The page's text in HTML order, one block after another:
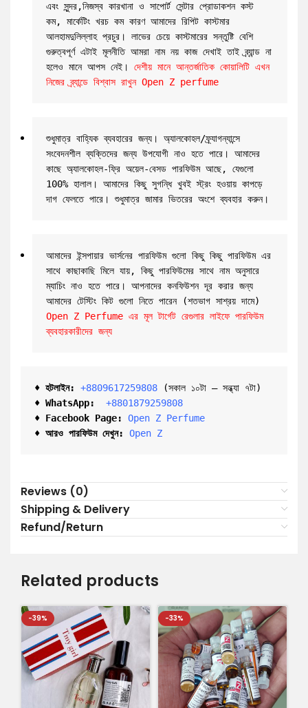
এবং সুন্দর,নিজস্ব কারখানা ও সাপোর্ট সেন্টার প্রোডাকশন কস্ট
কম, মার্কেটিং খরচ কম কারণ আমাদের রিপিট কাস্টমার
আলহামদুলিল্লাহ প্রচুর। লাভের চেয়ে কাস্টমারের সন্তুষ্টি বেশি
গুরুত্বপূর্ণ এটাই মূলনীতি আমরা নাম নয় কাজ দেখাই তাই ব্র্যান্ড না
হলেও মানে আপস নেই। দেশীয় মানে আন্তর্জাতিক কোয়ালিটি এখন
নিজের ব্র্যান্ডে বিশ্বাস রাখুন Open Z perfume
শুধুমাত্র বাহ্যিক ব্যবহারের জন্য। অ্যালকোহল/ফ্র্যাগন্যান্সে
সংবেদনশীল ব্যক্তিদের জন্য উপযোগী নাও হতে পারে। আমাদের
কাছে অ্যালকোহল-ফ্রি অয়েল-বেসড পারফিউম আছে, যেগুলো
100% হালাল। আমাদের কিছু সুগন্ধি খুবই স্ট্রং হওয়ায় কাপড়ে
দাগ ফেলতে পারে। শুধুমাত্র জামার ভিতরের অংশে ব্যবহার করুন।
আমাদের ইন্সপায়ার ভার্সনের পারফিউম গুলো কিছু কিছু পারফিউম এর
সাথে কাছাকাছি মিলে যায়, কিছু পারফিউমের সাথে নাম অনুসারে
ম্যাচিং নাও হতে পারে। আপনাদের কনফিউশন দূর করার জন্য
Open Z Perfume এর মূল টার্গেট রেগুলার লাইফে পারফিউম
ব্যবহারকারীদের জন্য
♦ হটলাইন: +8809617259808
(সকাল ১০টা – সন্ধ্যা ৭টা)
♦ WhatsApp:
+8801879259808
♦ Facebook Page:
Open Z Perfume
♦ আরও পারফিউম দেখুন:
Open Z
Reviews (0)
Shipping & Delivery
Refund/Return
Related products
-39% -33%